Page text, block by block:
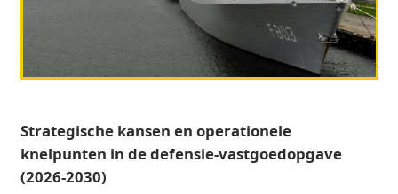
Strategische kansen en operationele
knelpunten in de defensie-vastgoedopgave
(2026-2030)